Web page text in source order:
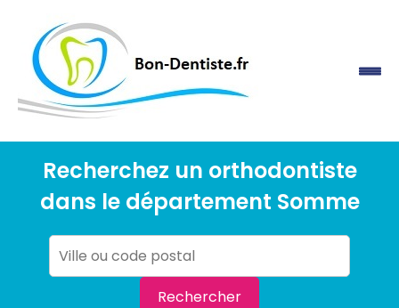
Recherchez un orthodontiste
dans le département Somme
Rechercher